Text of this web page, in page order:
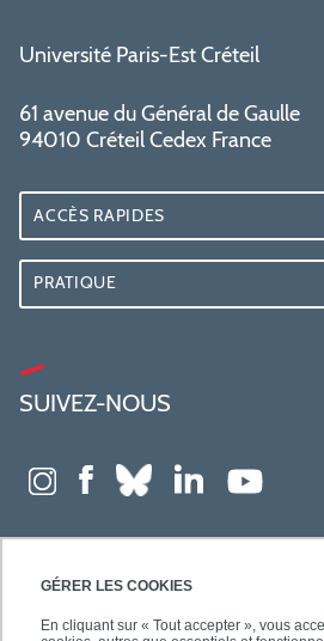
GÉRER LES COOKIES
En cliquant sur « Tout accepter », vous
Université Paris-Est Créteil
61 avenue du Général de Gaulle
94010 Créteil Cedex France
ACCÈS RAPIDES
PRATIQUE
SUIVEZ-NOUS